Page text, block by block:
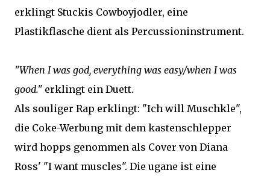
erklingt Stuckis Cowboyjodler, eine
Plastikflasche dient als Percussioninstrument.
"When I was god, everything was easy/when I was
good." erklingt ein Duett.
Als souliger Rap erklingt: "Ich will Muschkle",
die Coke-Werbung mit dem kastenschlepper
wird hopps genommen als Cover von Diana
Ross' "I want muscles". Die ugane ist eine